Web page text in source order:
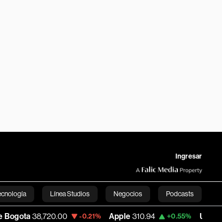
Ingresar
Línea Studios Negocios Podcasts
English-0.21% Apple 310.94 +0.55% USD COP 3,175.95